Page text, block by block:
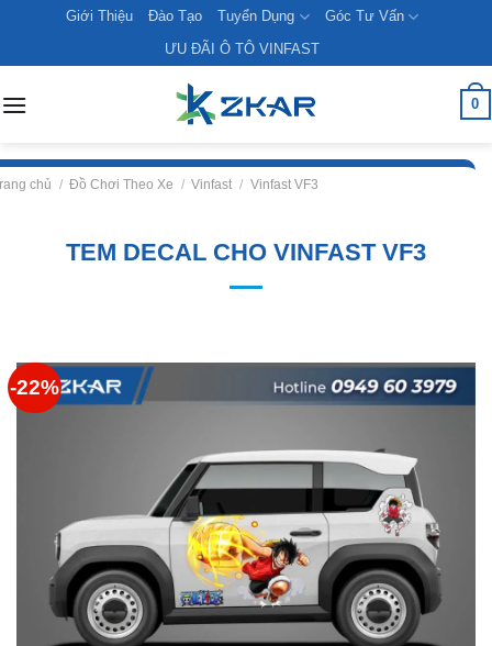
content
Giới Thiệu Đào Tạo Tuyển Dụng
Góc Tư Vấn
ƯU ĐÃI Ô TÔ VINFAST
0
chủ / Đồ Chơi Theo Xe / Vinfast / Vinfast VF3
TEM DECAL CHO VINFAST VF3
-22%